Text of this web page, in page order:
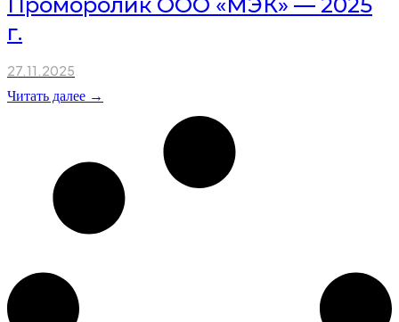
г.
27.11.2025
Читать далее →